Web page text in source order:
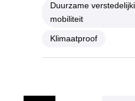
Duurzame
mobiliteit
Klimaatproof